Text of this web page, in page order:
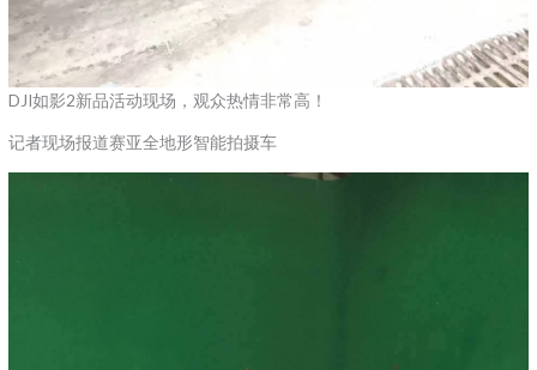
DJI如影2新品活动现场，观众热情非常高！
记者现场报道赛亚全地形智能拍摄车